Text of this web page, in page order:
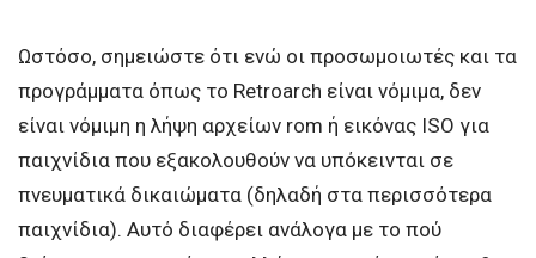
Ωστόσο, σημειώστε ότι ενώ οι προσωμοιωτές και τα
προγράμματα όπως το Retroarch είναι νόμιμα, δεν
είναι νόμιμη η λήψη αρχείων rom ή εικόνας ISO για
παιχνίδια που εξακολουθούν να υπόκεινται σε
πνευματικά δικαιώματα (δηλαδή στα περισσότερα
παιχνίδια). Αυτό διαφέρει ανάλογα με το πού